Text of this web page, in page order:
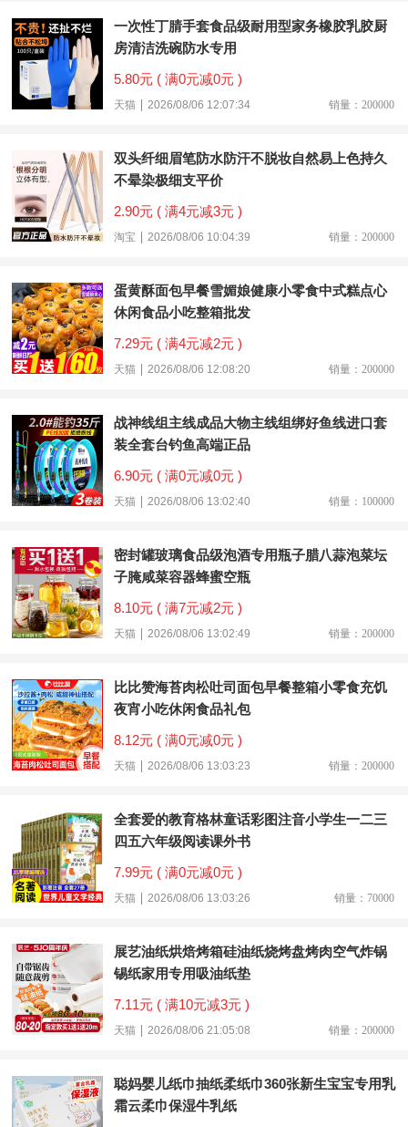
一次性丁腈手套食品级耐用型家务橡胶乳胶厨
房清洁洗碗防水专用
5.80元 ( 满0元减0元 )
天猫 2026/08/06 12:07:34 销量：200000
双头纤细眉笔防水防汗不脱妆自然易上色持久
不晕染极细支平价
2.90元 ( 满4元减3元 )
淘宝 2026/08/06 10:04:39 销量：200000
蛋黄酥面包早餐雪媚娘健康小零食中式糕点心
休闲食品小吃整箱批发
7.29元 ( 满4元减2元 )
天猫 2026/08/06 12:08:20 销量：200000
战神线组主线成品大物主线组绑好鱼线进口套
装全套台钓鱼高端正品
6.90元 ( 满0元减0元 )
天猫 2026/08/06 13:02:40 销量：100000
密封罐玻璃食品级泡酒专用瓶子腊八蒜泡菜坛
子腌咸菜容器蜂蜜空瓶
8.10元 ( 满7元减2元 )
天猫 2026/08/06 13:02:49 销量：200000
比比赞海苔肉松吐司面包早餐整箱小零食充饥
夜宵小吃休闲食品礼包
8.12元 ( 满0元减0元 )
天猫 2026/08/06 13:03:23 销量：200000
全套爱的教育格林童话彩图注音小学生一二三
四五六年级阅读课外书
7.99元 ( 满0元减0元 )
天猫 2026/08/06 13:03:26 销量：70000
展艺油纸烘焙烤箱硅油纸烧烤盘烤肉空气炸锅
锡纸家用专用吸油纸垫
7.11元 ( 满10元减3元 )
天猫 2026/08/06 21:05:08 销量：200000
聪妈婴儿纸巾抽纸柔纸巾360张新生宝宝专用乳
霜云柔巾保湿牛乳纸